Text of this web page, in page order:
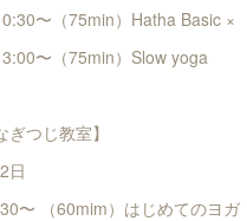
〜（75min）Hatha Basic ×
〜（75min）Slow yoga
ぎつじ教室】
日
〜 （60mim）はじめてのヨガ